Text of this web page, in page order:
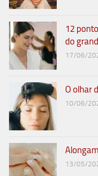
12
do
17/06/
O olhar
10/06/
13/05/